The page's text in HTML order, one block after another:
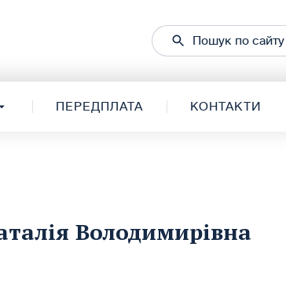
Пошук по сайту
ПЕРЕДПЛАТА КОНТАКТИ
Володимирівна